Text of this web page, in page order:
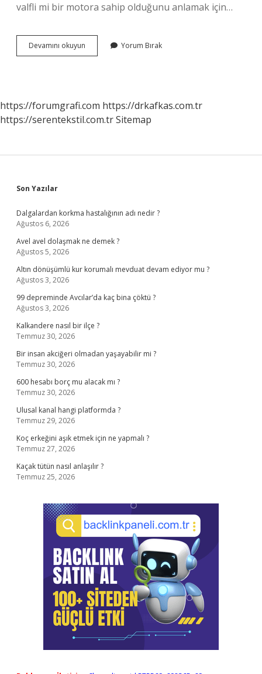
valfli mi bir motora sahip olduğunu anlamak için…
Devamını okuyun Volkswagen
Bora
Yorum Bırak
https://forumgrafi.com https://drkafkas.com.tr
https://serentekstil.com.trSitemap
Sidebar
Son Yazılar
Dalgalardan korkma hastalığının adı nedir ?
Ağustos 6, 2026
Avel avel dolaşmak ne demek ?
Ağustos 5, 2026
Altın dönüşümlü kur korumalı mevduat devam ediyor mu ?
Ağustos 3, 2026
99 depreminde Avcılar’da kaç bina çöktü ?
Ağustos 3, 2026
Kalkandere nasıl bir ilçe ?
Temmuz 30, 2026
Bir insan akciğeri olmadan yaşayabilir mi ?
Temmuz 30, 2026
600 hesabı borç mu alacak mı ?
Temmuz 30, 2026
Ulusal kanal hangi platformda ?
Temmuz 29, 2026
Koç erkeğini aşık etmek için ne yapmalı ?
Temmuz 27, 2026
Kaçak tütün nasıl anlaşılır ?
Temmuz 25, 2026